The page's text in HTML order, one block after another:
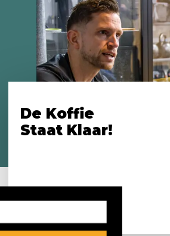
De Koffie
Staat Klaar!